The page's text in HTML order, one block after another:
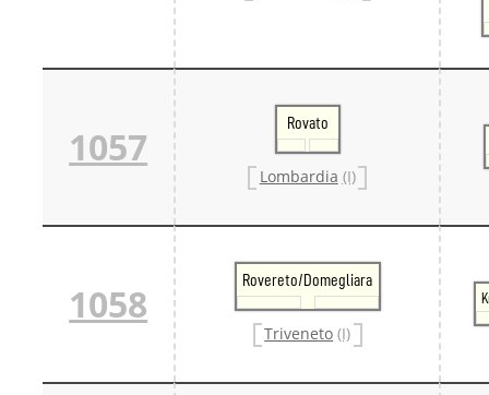
1057
Rovato
Lombardia (I)
1058
Rovereto/Domegliara
Triveneto (I)